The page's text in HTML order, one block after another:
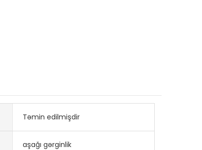
Təmin edilmişdir
aşağı gərginlik